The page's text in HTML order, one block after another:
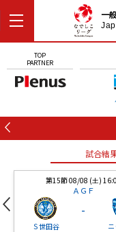
一
TOP
PARTNER
試合結
第15節 08/08 (土)
ＡＧＦ
Ｓ世田谷
-